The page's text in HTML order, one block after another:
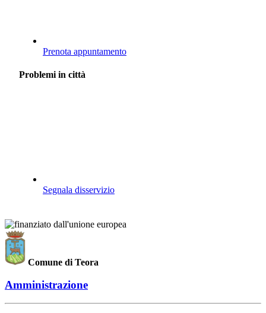
Prenota appuntamento
Problemi in città
Segnala disservizio
Comune di Teora
Amministrazione